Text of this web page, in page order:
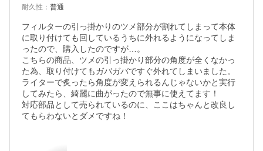
耐久性 ： 普通
フィルターの引っ掛かりのツメ部分が割れてしまって本体
に取り付けても回しているうちに外れるようになってしま
ったので、購入したのですが…。
こちらの商品、ツメの引っ掛かり部分の角度が全くなかっ
た為、取り付けてもガバガバですぐ外れてしまいました。
ライターで炙ったら角度が変えられるんじゃないかと実行
してみたら、綺麗に曲がったので無事に使えてます！
対応部品として売られているのに、ここはちゃんと改良し
てもらわないとダメですね！